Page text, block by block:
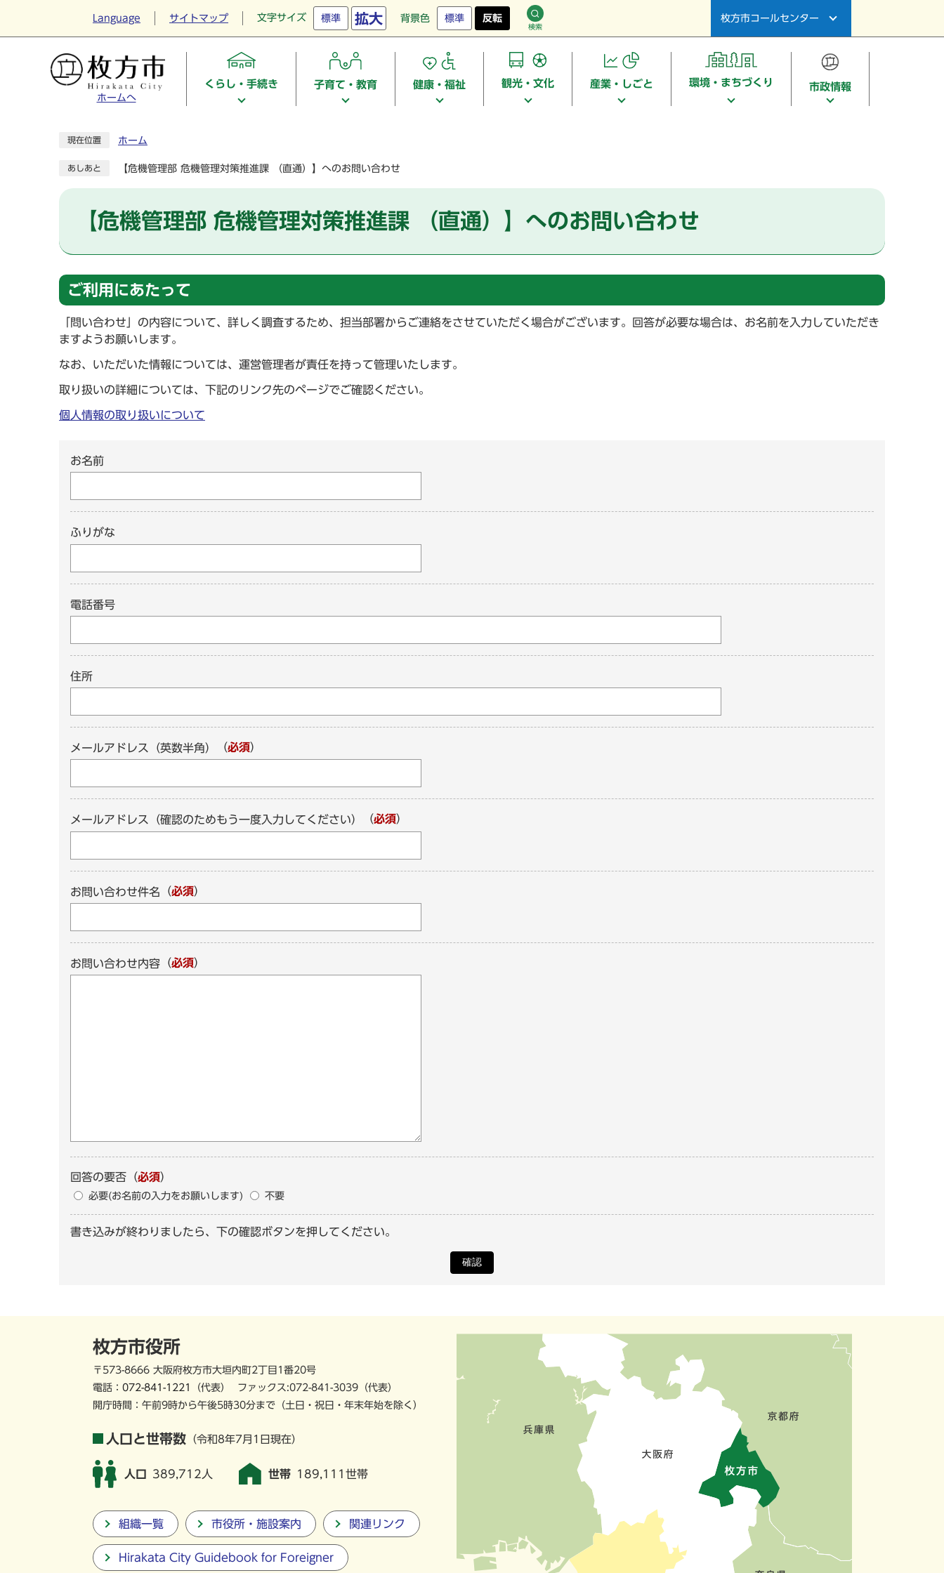
Language サイトマップ 文字サイズ 標準 拡大 背景色 標準 反転
検索
枚方市コールセンター
ホームへ
くらし・手続き 子育て・教育 健康・福祉 観光・文化 産業・しごと 環境・まちづくり 市政情報
現在位置 ホーム
あしあと 【危機管理部 危機管理対策推進課 （直通）】へのお問い合わせ
【危機管理部 危機管理対策推進課 （直通）】へのお問い合わせ
ご利用にあたって
「問い合わせ」の内容について、詳しく調査するため、担当部署からご連絡をさせていただく場合がございます。回答が必要な場合は、お名前を入力していただき
ますようお願いします。
なお、いただいた情報については、運営管理者が責任を持って管理いたします。
取り扱いの詳細については、下記のリンク先のページでご確認ください。
個人情報の取り扱いについて
お名前
ふりがな
電話番号
住所
メールアドレス（英数半角） （必須）
メールアドレス（確認のためもう一度入力してください） （必須）
お問い合わせ件名 （必須）
お問い合わせ内容 （必須）
回答の要否 （必須）
必要(お名前の入力をお願いします) 不要
書き込みが終わりましたら、下の確認ボタンを押してください。
確認
枚方市役所
〒573-8666 大阪府枚方市大垣内町2丁目1番20号
電話： 072-841-1221 （代表） ファックス:072-841-3039（代表）
開庁時間：午前9時から午後5時30分まで （土日・祝日・年末年始を除く）
人口と世帯数 （令和8年7月1日現在）
人口 389,712人 世帯 189,111世帯
組織一覧 市役所・施設案内 関連リンク
Hirakata City Guidebook for Foreigner